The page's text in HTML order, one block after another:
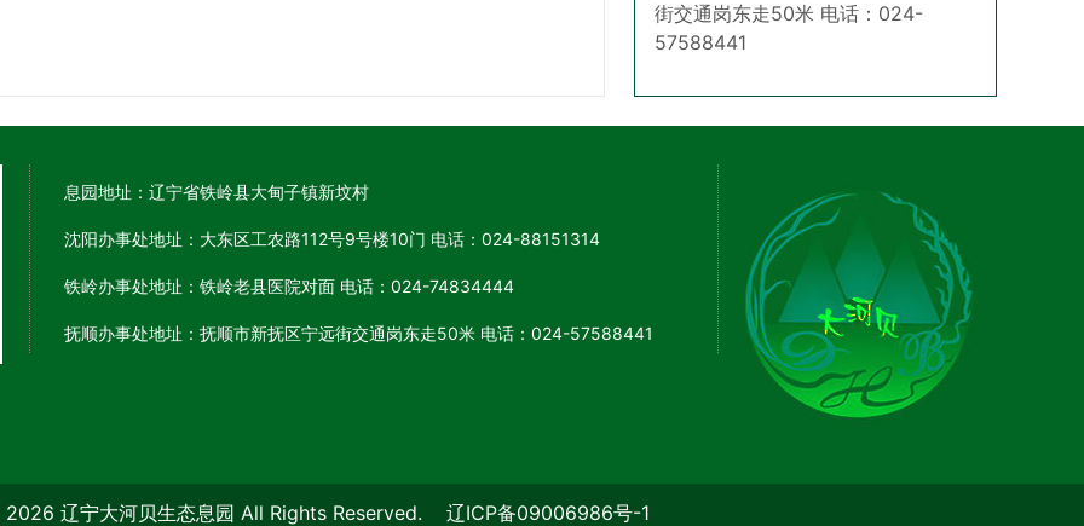
街交通岗东走50米 电话：024-
57588441
息园地址：辽宁省铁岭县大甸子镇新坟村
沈阳办事处地址：大东区工农路112号9号楼10门 电话：024-88151314
铁岭办事处地址：铁岭老县医院对面 电话：024-74834444
抚顺办事处地址：抚顺市新抚区宁远街交通岗东走50米 电话：024-57588441
辽宁大河贝生态息园 All Rights Reserved. 辽ICP备09006986号-1